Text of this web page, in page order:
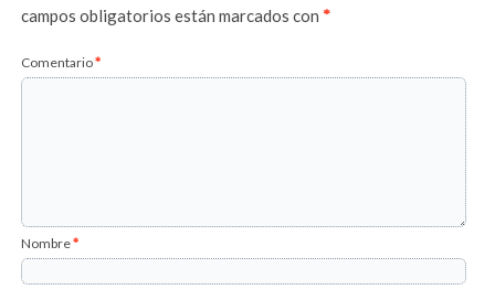
campos obligatorios están marcados con*
Comentario*
Nombre*